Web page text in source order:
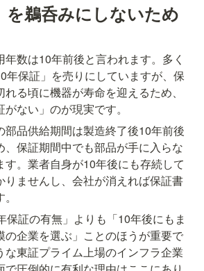
を鵜呑みにしないため
年数は10年前後と言われます。多く
年保証」を売りにしていますが、保
る頃に機器が寿命を迎えるため、
がない」のが現実です。
部品供給期間は製造終了後10年前後
、保証期間中でも部品が手に入らな
す。業者自身が10年後にも存続して
りませんし、会社が消えれば保証書
保証の有無」よりも「10年後にもま
の企業を選ぶ」ことのほうが重要で
な東証プライム上場のインフラ企業